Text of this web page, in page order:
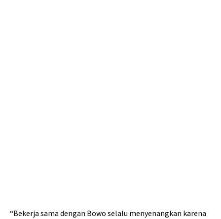
“Bekerja sama dengan Bowo selalu menyenangkan karena